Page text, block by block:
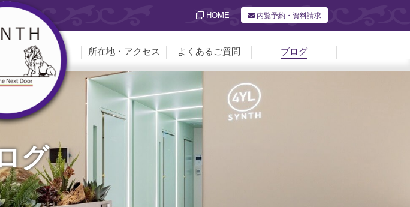
HOME 内覧予約・資料請求
所在地・アクセス よくあるご質問 ブログ
グ